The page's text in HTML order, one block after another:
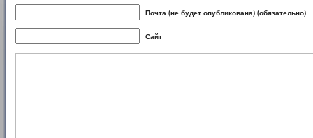
Почта (не будет опубликована) (обязательно)
Сайт